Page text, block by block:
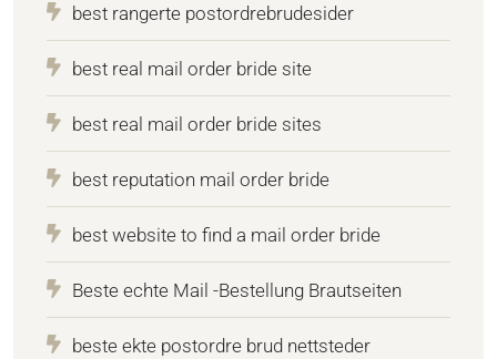
best rangerte postordrebrudesider
best real mail order bride site
best real mail order bride sites
best reputation mail order bride
best website to find a mail order bride
Beste echte Mail -Bestellung Brautseiten
beste ekte postordre brud nettsteder